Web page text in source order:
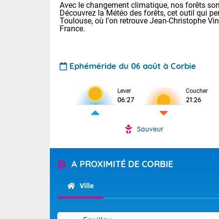
Pour la
Tendance
Avec le changement climatique, nos forêts
Découvrez la Météo des forêts, cet outil qui
Toulouse, où l'on retrouve Jean-Christophe
France.
Ephéméride du 06 août à Corbie
Lever
06:27
Coucher
21:26
Sauveur
A PROXIMITÉ DE CORBIE
Ville
Voici les
28 Lyon :
: 27 Nancy :
31 Lille : 26
Demain :
Calme,
alors que la